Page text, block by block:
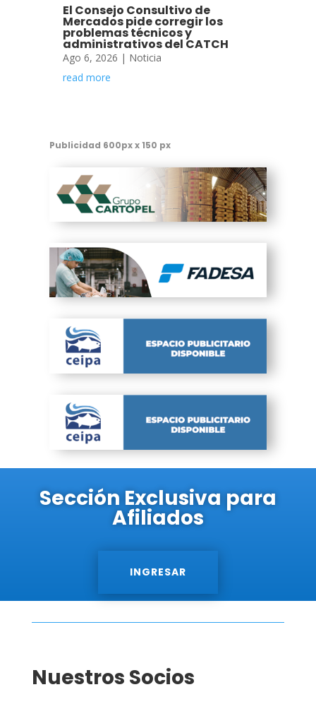
El Consejo Consultivo de
Mercados pide corregir los
problemas técnicos y
administrativos del CATCH
Ago 6, 2026 | Noticia
read more
Publicidad 600px x 150 px
Sección Exclusiva para
Afiliados
INGRESAR
Nuestros Socios